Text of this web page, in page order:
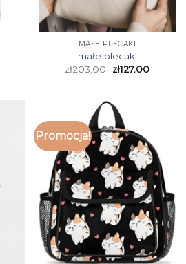
MAŁE PLECAKI
małe plecaki
zł203.00 zł127.00
Promocja!